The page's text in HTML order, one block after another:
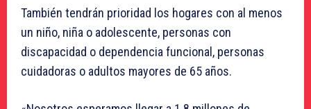
También tendrán prioridad los hogares con al menos
un niño, niña o adolescente, personas con
discapacidad o dependencia funcional, personas
cuidadoras o adultos mayores de 65 años.